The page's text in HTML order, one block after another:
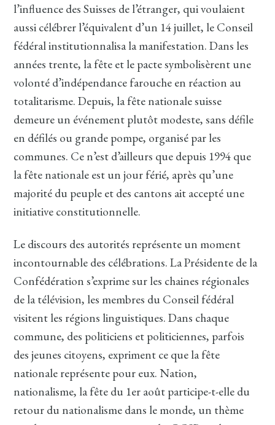
l’influence des Suisses de l’étranger, qui voulaient
aussi célébrer l’équivalent d’un 14 juillet, le Conseil
fédéral institutionnalisa la manifestation. Dans les
années trente, la fête et le pacte symbolisèrent une
volonté d’indépendance farouche en réaction au
totalitarisme. Depuis, la fête nationale suisse
demeure un événement plutôt modeste, sans défile
en défilés ou grande pompe, organisé par les
communes. Ce n’est d’ailleurs que depuis 1994 que
la fête nationale est un jour férié, après qu’une
majorité du peuple et des cantons ait accepté une
initiative constitutionnelle.
Le discours des autorités représente un moment
incontournable des célébrations. La Présidente de la
Confédération s’exprime sur les chaines régionales
de la télévision, les membres du Conseil fédéral
visitent les régions linguistiques. Dans chaque
commune, des politiciens et politiciennes, parfois
des jeunes citoyens, expriment ce que la fête
nationale représente pour eux. Nation,
nationalisme, la fête du 1er août participe-t-elle du
retour du nationalisme dans le monde, un thème